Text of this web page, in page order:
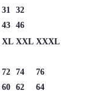
31
32
43 46
XL XXL XXXL
72 74
76
60 62
64